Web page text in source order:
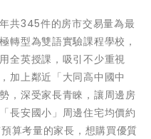
共345件的房市交易量為最
轉型為雙語實驗課程學校，
全英授課，吸引不少重視
加上鄰近「大同高中國中
，深受家長青睞，讓周邊房
長安國小」周邊住宅均價約
算考量的家長，想購買優質